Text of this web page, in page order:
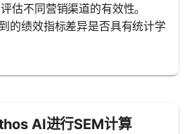
评估不同营销渠道的有效性。
的绩效指标差异是否具有统计学
AI进行SEM计算